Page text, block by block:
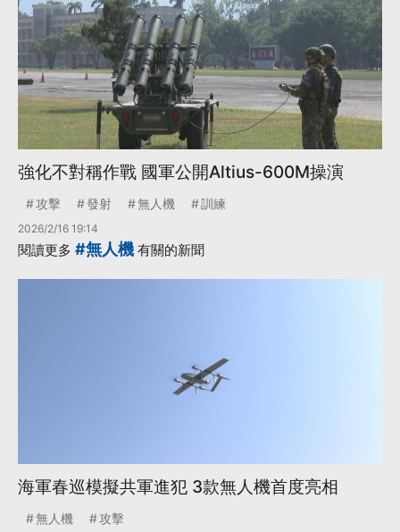
強化不對稱作戰 國軍公開Altius-600M操演
攻擊 發射 無人機 訓練
2026/2/16 19:14
閱讀更多 #無人機 有關的新聞
海軍春巡模擬共軍進犯 3款無人機首度亮相
無人機 攻擊